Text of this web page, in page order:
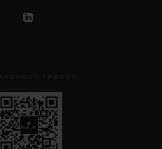
见
下
方
二
维
码